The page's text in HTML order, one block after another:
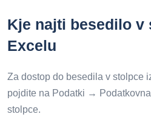
Kje najti besedilo v
Excelu
Za dostop do besedila v stolpce
pojdite na Podatki →
stolpce.